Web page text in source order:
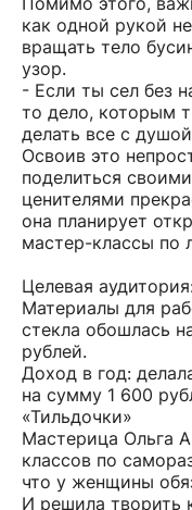
как одной рукой
вращать тело
узор.
- Если ты сел без
то дело, которым
делать все с
Освоив это
поделиться
ценителями
она планирует
мастер-классы по
Целевая
Материалы для
стекла обошлась
рублей.
Доход в год:
на сумму 1 600
«Тильдочки»
Мастерица Ольга
классов по
что у женщины
И решила творить